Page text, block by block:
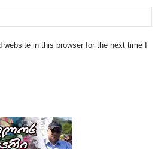
in this browser for the next time I